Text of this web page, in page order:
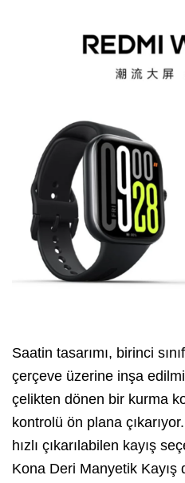
Saatin tasarımı, birinci
çerçeve üzerine inşa
çelikten dönen bir kurma
kontrolü ön plana
hızlı çıkarılabilen kayış
Kona Deri Manyetik Kayış